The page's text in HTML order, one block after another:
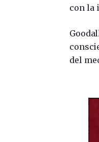
con la
del